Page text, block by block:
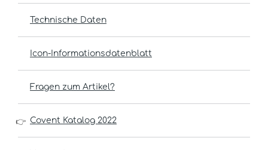
Technische Daten
Icon-Informationsdatenblatt
Fragen zum Artikel?
👉 Covent Katalog 2022